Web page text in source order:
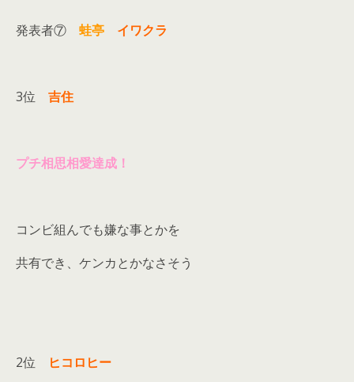
発表者⑦ 蛙亭 イワクラ
3位 吉住
プチ相思相愛達成！
コンビ組んでも嫌な事とかを
共有でき、ケンカとかなさそう
2位 ヒコロヒー